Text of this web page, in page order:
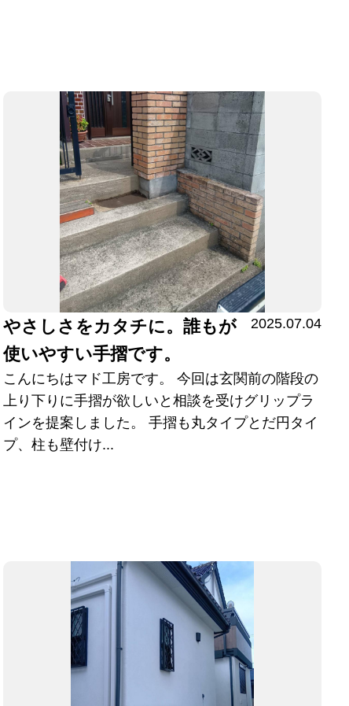
やさしさをカタチに。誰もが
使いやすい手摺です。
2025.07.04
こんにちはマド工房です。 今回は玄関前の階段の
上り下りに手摺が欲しいと相談を受けグリップラ
インを提案しました。 手摺も丸タイプとだ円タイ
プ、柱も壁付け...